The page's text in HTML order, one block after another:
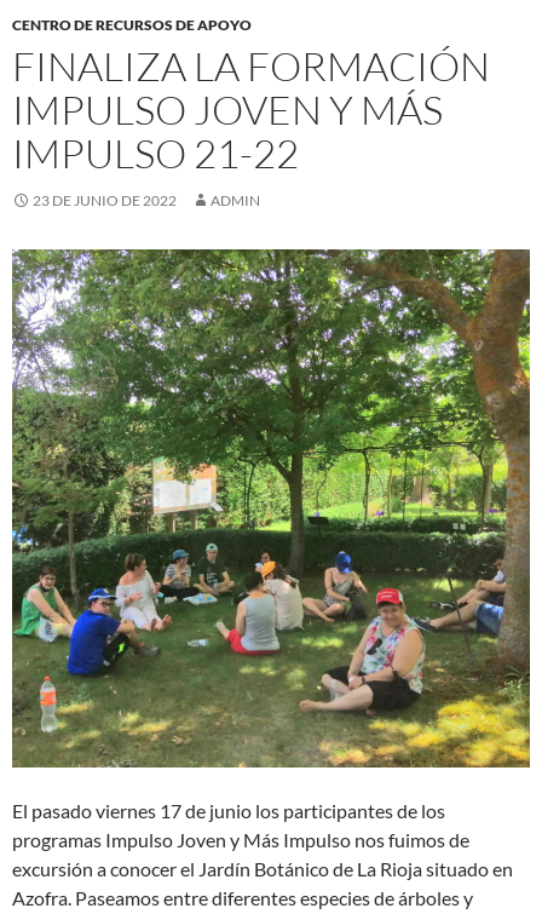
CENTRO DE RECURSOS DE APOYO
FINALIZA LA FORMACIÓN
IMPULSO JOVEN Y MÁS
IMPULSO 21-22
23 DE JUNIO DE 2022 ADMIN
El pasado viernes 17 de junio los participantes de los
programas Impulso Joven y Más Impulso nos fuimos de
excursión a conocer el Jardín Botánico de La Rioja situado en
Azofra. Paseamos entre diferentes especies de árboles y